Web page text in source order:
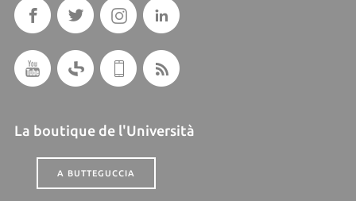
La boutique de l'Università
A BUTTEGUCCIA